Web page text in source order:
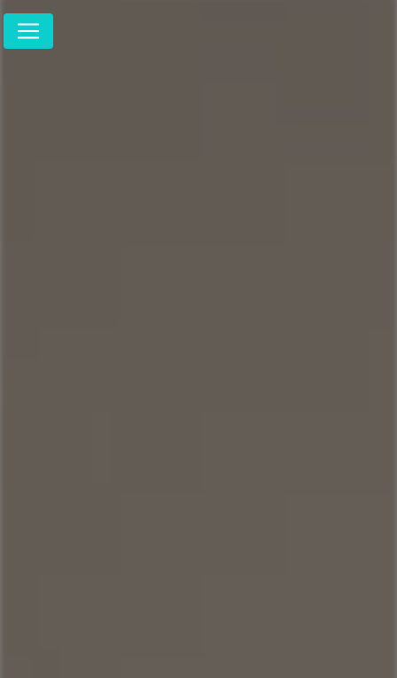
Panneau de gestion des cookies